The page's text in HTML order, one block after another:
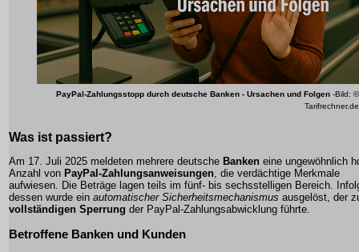
PayPal-Zahlungsstopp durch deutsche Banken - Ursachen und Folgen -Bild: ©
Tarifrechner.de
Was ist passiert?
Am 17. Juli 2025 meldeten mehrere deutsche Banken eine ungewöhnlich
Anzahl von PayPal-Zahlungsanweisungen, die verdächtige Merkmale
aufwiesen. Die Beträge lagen teils im fünf- bis sechsstelligen Bereich.
dessen wurde ein automatischer Sicherheitsmechanismus ausgelöst, der
vollständigen Sperrung der PayPal-Zahlungsabwicklung führte.
Betroffene Banken und Kunden